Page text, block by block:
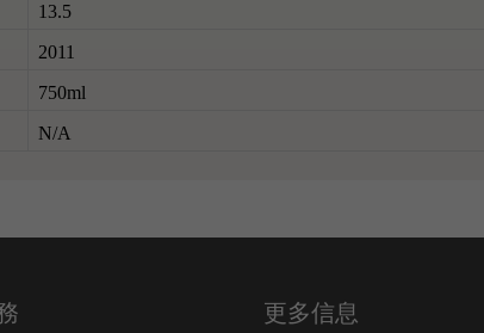
13.5
2011
750ml
N/A
更多信息